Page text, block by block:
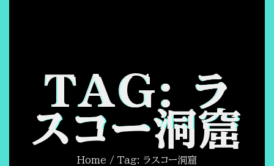
TAG: ラ
スコー洞窟
Home / Tag: ラスコー洞窟